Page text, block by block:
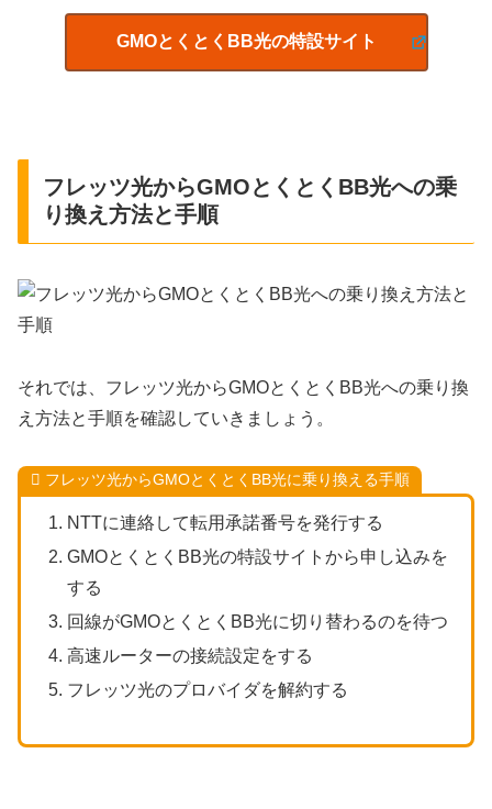
GMOとくとくBB光の特設サイト
フレッツ光からGMOとくとくBB光への乗
り換え方法と手順
それでは、フレッツ光からGMOとくとくBB光への乗り換
え方法と手順を確認していきましょう。
フレッツ光からGMOとくとくBB光に乗り換える手順
NTTに連絡して転用承諾番号を発行する
GMOとくとくBB光の特設サイトから申し込みを
する
回線がGMOとくとくBB光に切り替わるのを待つ
高速ルーターの接続設定をする
フレッツ光のプロバイダを解約する